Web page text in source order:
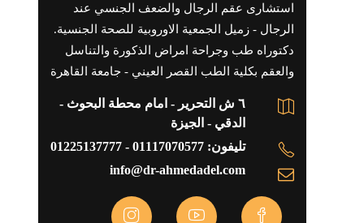
استشارى عقم الرجال والضعف الجنسي عند
الرجال - زميل الجمعية الاوروبية للصحة الجنسية.
دكتوراه طب وجراحة امراض الذكورة والتناسل
والعقم بكلية الطب القصر العيني - جامعة القاهرة
٦ ش التحرير - امام محطة البحوث -
الدقي - الجيزة
تليفون: 01117070577 - 01225137777
info@dr-ahmedadel.com